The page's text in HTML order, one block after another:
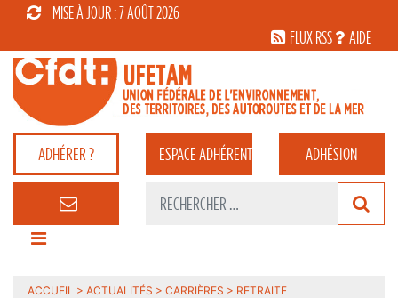
MISE À JOUR : 7 AOÛT 2026
FLUX RSS
AIDE
ADHÉRER ? ESPACEADHÉRENT ADHÉSION
ACCUEIL > ACTUALITÉS > CARRIÈRES > RETRAITE